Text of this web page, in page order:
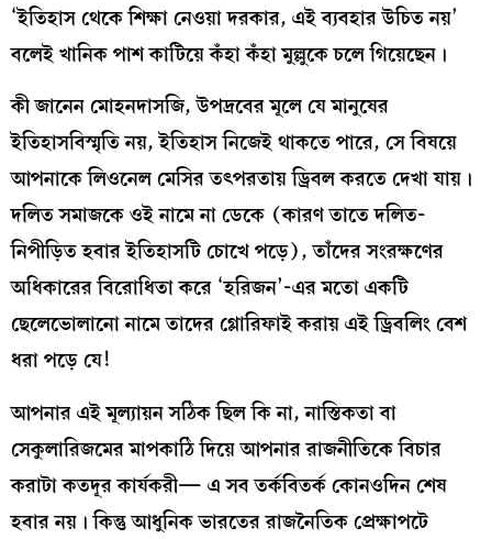
‘ইতিহাস থেকে শিক্ষা নেওয়া দরকার, এই ব্যবহার উচিত নয়’
বলেই খানিক পাশ কাটিয়ে কঁহা কঁহা মুল্লুকে চলে গিয়েছেন।
কী জানেন মোহনদাসজি, উপদ্রবের মূলে যে মানুষের
ইতিহাসবিস্মৃতি নয়, ইতিহাস নিজেই থাকতে পারে, সে বিষয়ে
আপনাকে লিওনেল মেসির তৎপরতায় ড্রিবল করতে দেখা যায়।
দলিত সমাজকে ওই নামে না ডেকে (কারণ তাতে দলিত-
নিপীড়িত হবার ইতিহাসটি চোখে পড়ে), তাঁদের সংরক্ষণের
অধিকারের বিরোধিতা করে ‘হরিজন’-এর মতো একটি
ছেলেভোলানো নামে তাদের গ্লোরিফাই করায় এই ড্রিবলিং বেশ
ধরা পড়ে যে!
আপনার এই মূল্যায়ন সঠিক ছিল কি না, নাস্তিকতা বা
সেকুলারিজমের মাপকাঠি দিয়ে আপনার রাজনীতিকে বিচার
করাটা কতদূর কার্যকরী— এ সব তর্কবিতর্ক কোনওদিন শেষ
হবার নয়। কিন্তু আধুনিক ভারতের রাজনৈতিক প্রেক্ষাপটে